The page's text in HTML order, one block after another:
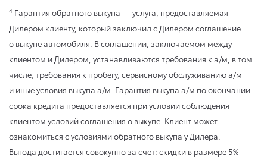
4 Гарантия обратного выкупа — услуга, предоставляемая
Дилером клиенту, который заключил с Дилером соглашение
о выкупе автомобиля. В соглашении, заключаемом между
клиентом и Дилером, устанавливаются требования к а/м, в том
числе, требования к пробегу, сервисному обслуживанию а/м
и иные условия выкупа а/м. Гарантия выкупа а/м по окончании
срока кредита предоставляется при условии соблюдения
клиентом условий соглашения о выкупе. Клиент может
ознакомиться с условиями обратного выкупа у Дилера.
Выгода достигается совокупно за счет: скидки в размере 5%